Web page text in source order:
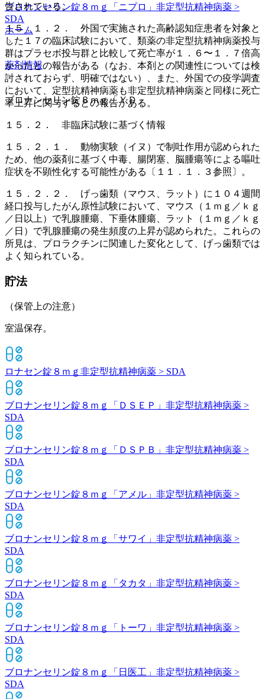
ブロナンセリン錠８ｍｇ「ニプロ」 非定型抗精神病薬 >
SDA
ホーム
薬剤情報
ブロナンセリン錠８ｍｇ「ＹＤ」
告されている。
１５．１．２． 外国で実施された高齢認知症患者を対象と
した１７の臨床試験において、類薬の非定型抗精神病薬投与
群はプラセボ投与群と比較して死亡率が１．６〜１．７倍高
かったとの報告がある（なお、本剤との関連性については検
討されておらず、明確ではない）、また、外国での疫学調査
において、定型抗精神病薬も非定型抗精神病薬と同様に死亡
率上昇に関与するとの報告がある。
１５．２． 非臨床試験に基づく情報
１５．２．１． 動物実験（イヌ）で制吐作用が認められた
ため、他の薬剤に基づく中毒、腸閉塞、脳腫瘍等による嘔吐
症状を不顕性化する可能性がある〔１１．１．３参照〕。
１５．２．２． げっ歯類（マウス、ラット）に１０４週間
経口投与したがん原性試験において、マウス（１ｍｇ／ｋｇ
／日以上）で乳腺腫瘍、下垂体腫瘍、ラット（１ｍｇ／ｋｇ
／日）で乳腺腫瘍の発生頻度の上昇が認められた。これらの
所見は、プロラクチンに関連した変化として、げっ歯類では
よく知られている。
貯法
（保管上の注意）
室温保存。
ロナセン錠８ｍｇ 非定型抗精神病薬 > SDA
ブロナンセリン錠８ｍｇ「ＤＳＥＰ」 非定型抗精神病薬 >
SDA
ブロナンセリン錠８ｍｇ「ＤＳＰＢ」 非定型抗精神病薬 >
SDA
ブロナンセリン錠８ｍｇ「アメル」 非定型抗精神病薬 >
SDA
ブロナンセリン錠８ｍｇ「サワイ」 非定型抗精神病薬 >
SDA
ブロナンセリン錠８ｍｇ「タカタ」 非定型抗精神病薬 >
SDA
ブロナンセリン錠８ｍｇ「トーワ」 非定型抗精神病薬 >
SDA
ブロナンセリン錠８ｍｇ「日医工」 非定型抗精神病薬 >
SDA